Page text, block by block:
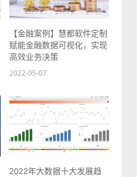
【金融案例】慧都软件定制
赋能金融数据可视化，实现
高效业务决策
2022-05-07
2022年大数据十大发展趋